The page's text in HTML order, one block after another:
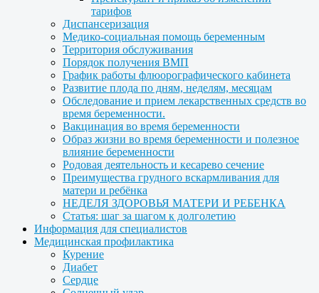
тарифов
Диспансеризация
Медико-социальная помощь беременным
Территория обслуживания
Порядок получения ВМП
График работы флюорографического кабинета
Развитие плода по дням, неделям, месяцам
Обследование и прием лекарственных средств во
время беременности.
Вакцинация во время беременности
Образ жизни во время беременности и полезное
влияние беременности
Родовая деятельность и кесарево сечение
Преимущества грудного вскармливания для
матери и ребёнка
НЕДЕЛЯ ЗДОРОВЬЯ МАТЕРИ И РЕБЕНКА
Статья: шаг за шагом к долголетию
Информация для специалистов
Медицинская профилактика
Курение
Диабет
Сердце